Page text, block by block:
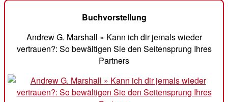
Buchvorstellung
Andrew G. Marshall » Kann ich dir jemals wieder
vertrauen?: So bewältigen Sie den Seitensprung Ihres
Partners